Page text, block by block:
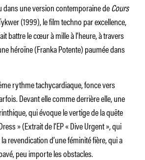
dans une version contemporaine deCours
(1999), le film techno par excellence,
battre le cœur à mille à l’heure, à travers
héroïne (Franka Potente) paumée dans
rythme tachycardiaque, fonce vers
Devant elle comme derrière elle, une
qui évoque le vertige de la quête
» (Extrait de l’EP « Dive Urgent », qui
revendication d’une féminité fière, qui a
peu importe les obstacles.